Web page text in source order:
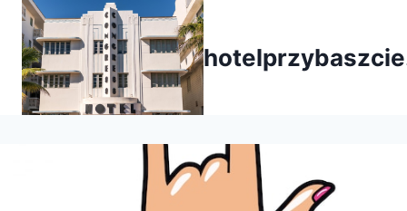
Przejdź
treści